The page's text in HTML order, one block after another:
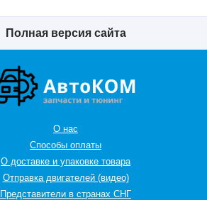
Полная версия сайта
О нас
Способы оплаты
О доставке и упаковке товара
Отправка двигателей (видео)
Представители в странах СНГ